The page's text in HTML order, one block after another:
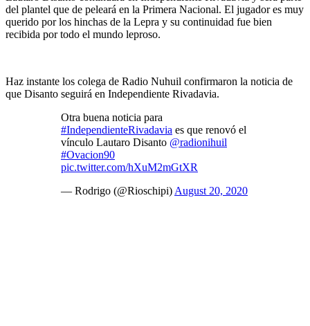
del plantel que de peleará en la Primera Nacional. El jugador es muy
querido por los hinchas de la Lepra y su continuidad fue bien
recibida por todo el mundo leproso.
Haz instante los colega de Radio Nuhuil confirmaron la noticia de
que Disanto seguirá en Independiente Rivadavia.
Otra buena noticia para
#IndependienteRivadavia es que renovó el
vínculo Lautaro Disanto @radionihuil
#Ovacion90
pic.twitter.com/hXuM2mGtXR
— Rodrigo (@Rioschipi) August 20, 2020